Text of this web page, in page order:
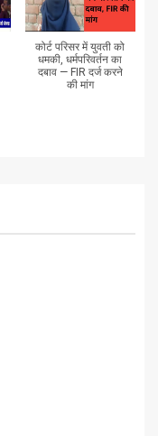
कोर्ट परिसर में युवती को
धमकी, धर्मपरिवर्तन का
दबाव — FIR दर्ज करने
की मांग